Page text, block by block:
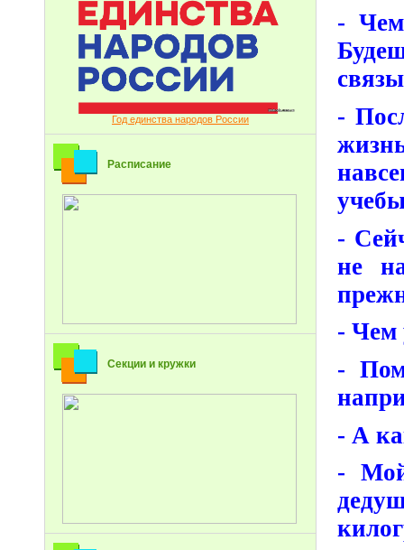
Год единства народов России
Расписание
Секции и кружки
-
-
-
не
- Чем
-
- А
-